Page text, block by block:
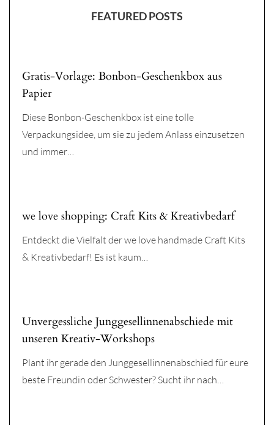
FEATURED POSTS
Gratis-Vorlage: Bonbon-Geschenkbox aus
Papier
Diese Bonbon-Geschenkbox ist eine tolle
Verpackungsidee, um sie zu jedem Anlass einzusetzen
und immer…
we love shopping: Craft Kits & Kreativbedarf
Entdeckt die Vielfalt der we love handmade Craft Kits
& Kreativbedarf! Es ist kaum…
Unvergessliche Junggesellinnenabschiede mit
unseren Kreativ-Workshops
Plant ihr gerade den Junggesellinnenabschied für eure
beste Freundin oder Schwester? Sucht ihr nach…